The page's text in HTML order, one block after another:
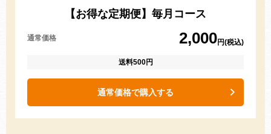
【お得な定期便】毎月コース
通常価格 2,000円(税込)
送料500円
通常価格で購入する